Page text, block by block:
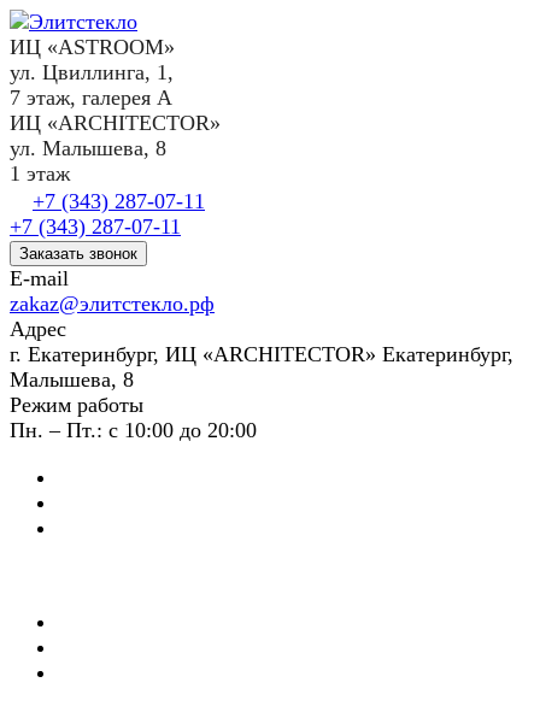
ИЦ «ASTROOM»
ул. Цвиллинга, 1,
7 этаж, галерея А
ИЦ «ARCHITECTOR»
ул. Малышева, 8
1 этаж
+7 (343) 287-07-11
+7 (343) 287-07-11
Заказать звонок
E-mail
zakaz@элитстекло.рф
Адрес
г. Екатеринбург, ИЦ «ARCHITECTOR» Екатеринбург,
Малышева, 8
Режим работы
Пн. – Пт.: с 10:00 до 20:00